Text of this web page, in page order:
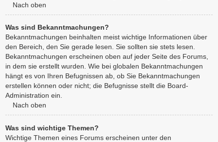
Nach oben
Was sind Bekanntmachungen?
Bekanntmachungen beinhalten meist wichtige Informationen über
den Bereich, den Sie gerade lesen. Sie sollten sie stets lesen.
Bekanntmachungen erscheinen oben auf jeder Seite des Forums,
in dem sie erstellt wurden. Wie bei globalen Bekanntmachungen
hängt es von Ihren Befugnissen ab, ob Sie Bekanntmachungen
erstellen können oder nicht; die Befugnisse stellt die Board-
Administration ein.
Nach oben
Was sind wichtige Themen?
Wichtige Themen eines Forums erscheinen unter den